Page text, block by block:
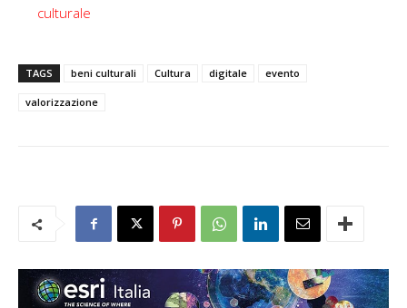
culturale
TAGS beni culturali Cultura digitale evento
valorizzazione